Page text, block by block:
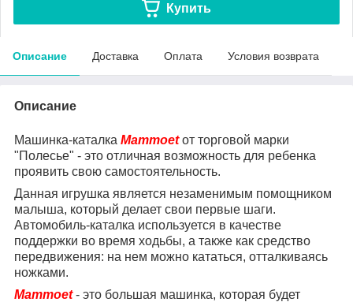
Купить
Описание Доставка Оплата Условия возврата
Описание
Машинка-каталка Mammoetот торговой марки
"Полесье" - это отличная возможность для ребенка
проявить свою самостоятельность.
Данная игрушка является незаменимым помощником
малыша, который делает свои первые шаги.
Автомобиль-каталка используется в качестве
поддержки во время ходьбы, а также как средство
передвижения: на нем можно кататься, отталкиваясь
ножками.
Mammoet- это большая машинка, которая будет